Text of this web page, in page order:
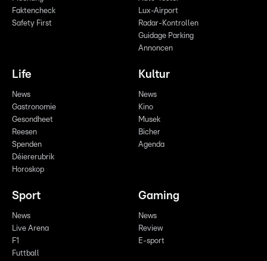
Faktencheck
Safety First
Lux-Airport
Radar-Kontrollen
Guidage Parking
Annoncen
Life
News
Gastronomie
Gesondheet
Reesen
Spenden
Déiererubrik
Horoskop
Kultur
News
Kino
Musek
Bicher
Agenda
Sport
News
Live Arena
F1
Futtball
Gaming
News
Review
E-sport